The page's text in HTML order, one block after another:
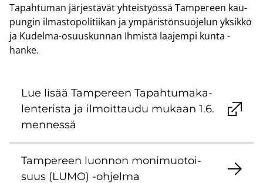
Ta­pah­tu­man jär­jes­tä­vät yh­teis­työs­sä Tam­pe­reen kau­
pun­gin il­mas­to­po­li­tii­kan ja ym­pä­ris­tön­suo­je­lun yk­sik­kö
ja Kudelma-​osuuskunnan Ih­mis­tä laa­jem­pi kunta -​
hanke.
Lue lisää Tam­pe­reen Ta­pah­tu­ma­ka­
len­te­ris­ta ja il­moit­tau­du mu­kaan 1.6.
men­nes­sä
Tam­pe­reen luon­non mo­ni­muo­toi­
suus (LUMO) -​ohjelma